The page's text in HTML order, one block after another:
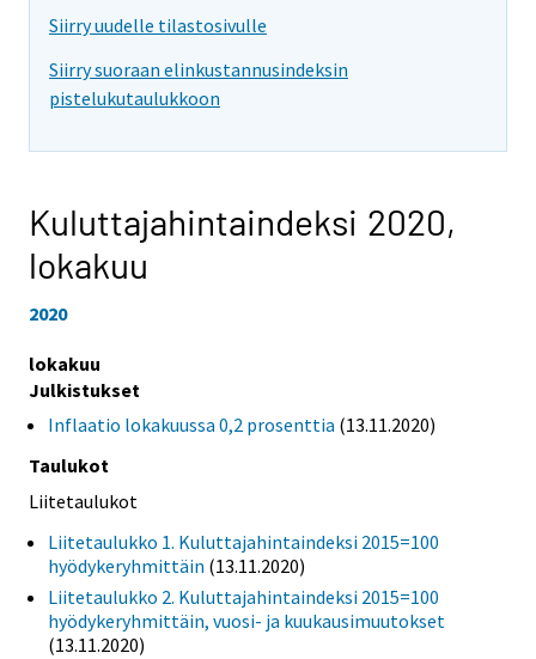
Siirry uudelle tilastosivulle
Siirry suoraan elinkustannusindeksin
pistelukutaulukkoon
Kuluttajahintaindeksi 2020,
lokakuu
2020
lokakuu
Julkistukset
Inflaatio lokakuussa 0,2 prosenttia (13.11.2020)
Taulukot
Liitetaulukot
Liitetaulukko 1. Kuluttajahintaindeksi 2015=100
hyödykeryhmittäin (13.11.2020)
Liitetaulukko 2. Kuluttajahintaindeksi 2015=100
hyödykeryhmittäin, vuosi- ja kuukausimuutokset
(13.11.2020)